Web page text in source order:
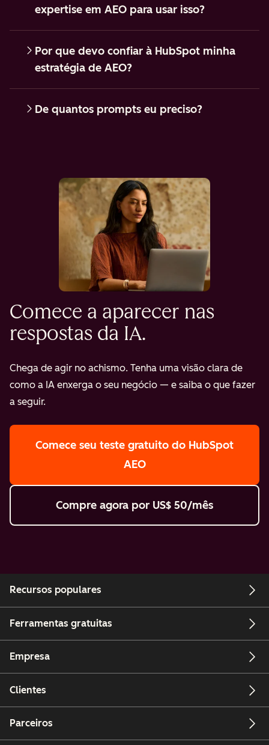
expertise em AEO para usar isso?
Por que devo confiar à HubSpot minha
estratégia de AEO?
De quantos prompts eu preciso?
Comece a aparecer nas
respostas da IA.
Chega de agir no achismo. Tenha uma visão clara de
como a IA enxerga o seu negócio — e saiba o que fazer
a seguir.
Comece seu teste gratuito do HubSpot
AEO
Compre agora por US$ 50/mês
Recursos populares
Ferramentas gratuitas
Empresa
Clientes
Parceiros